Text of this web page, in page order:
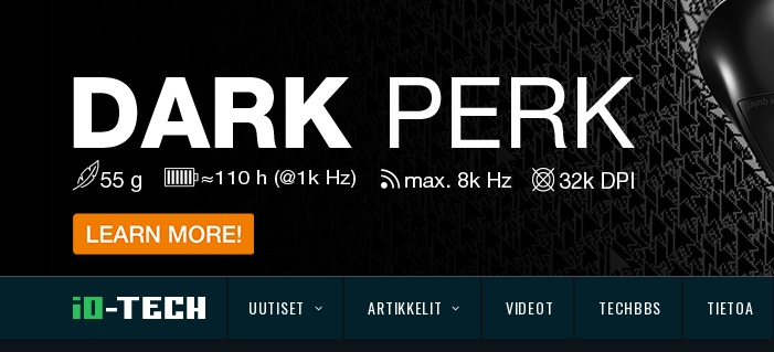
UUTISET ARTIKKELIT VIDEOT TECHBBS TIETOA